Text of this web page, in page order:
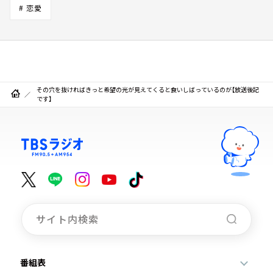
# 恋愛
その穴を抜ければきっと希望の光が見えてくると食いしばっているのが【放送後記
です】
番組表